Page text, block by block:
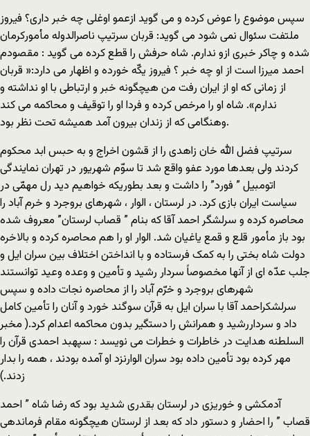
سپس موضوع را عوض کرده و می گوید ازعمو اوغلی چه خبر داری؟ فیروز
ملتفت سئوال نمی شود می گوید: قربان سرتیپ ناصرالدوله مأمورکرمان
شده و چاکر خبری ازو ندارم. شاه حرفش را قطع کرده می گوید : مقصودم
احمد میرزا است از او چه خبر ؟ فیروز یکّه خورده و اظهار می دارد:« قربان
از زمانی که او از ایران رفت من هیچگونه خبر و ارتباطی با او نداشته و
ندارم». شاه او را مرخص کرده و فردا او را توقیف و محاکمه می کند
وهنگامی که از زندان بیرون آمد همیشه تحت نظر بود.
سرتیپ فضل الله خان زاهدی را از قشون اخراج و به حبس ابد محکوم
کردند ولی بعدها مورد عفو واقع شد تا سوّم شهریور در تهران نمایندگی
اتومبیل ” فورد” را داشت و بعد بطوریکه خواهیم دید رل مهمّی در
سیاست ایران بازی کرد. در لرستان ، الوار ، شهرهای بروجرد و خرم آباد را
محاصره کرده و سرلشگر احمد آقا که بنام ” قصاب لرستان” معروف شده
بود باز مأمور قلع و قمع یاغیان شد. الوار او را هم محاصره کرده و بالاخره
دولت شاه بختی را به کمک فرستاده و با انداختن اختلاف بین سران ایل و
جلب عدّه ای از آنها مخصوصاً سردار رشید و تأمین و وعده وعید توانستند
شهرهای بروجرد و خرّم آباد را از محاصره نجات داده و سپس
سرلشکراحمد آقا با سران ایل به قرآن سوگند خورد و آنان را تأمین کامل
داد و سرداررشید و همرانش را دستگیر بدون محاکمه اعدام کرد.( مخبر
السلطنه هدایت در خاطرات و خطرات می نویسد : سپهبد احمدی قرآن را
مهر کرده بود تأمین داده بود سران الوارنزد او آمده بودند ، همه را بدار
زدند.)
آدمکشی و خوریزی در لرستان بقدری شدید بود که رضا شاه ” احمد
قصاب ” را احضار و دستور داد که بعد از لرستان هیچگونه مقام فرماندهی